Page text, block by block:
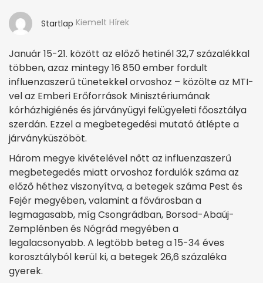
Startlap Kiemelt Hírek
Január 15-21. között az előző hetinél 32,7 százalékkal
többen, azaz mintegy 16 850 ember fordult
influenzaszerű tünetekkel orvoshoz – közölte az MTI-
vel az Emberi Erőforrások Minisztériumának
kórházhigiénés és járványügyi felügyeleti főosztálya
szerdán. Ezzel a megbetegedési mutató átlépte a
járványküszöböt.
Három megye kivételével nőtt az influenzaszerű
megbetegedés miatt orvoshoz fordulók száma az
előző héthez viszonyítva, a betegek száma Pest és
Fejér megyében, valamint a fővárosban a
legmagasabb, míg Csongrádban, Borsod-Abaúj-
Zemplénben és Nógrád megyében a
legalacsonyabb. A legtöbb beteg a 15-34 éves
korosztályból kerül ki, a betegek 26,6 százaléka
gyerek.